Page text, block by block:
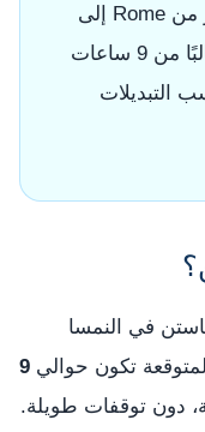
بالقطار، لا يوجد عادة قطار مباشر من Rome إلى
Bad Gastein، وتستغرق الرحلة غالبًا من 9 ساعات
حسب التبديلات
في النمسا
تكون حوالي 9
دون توقفات طويلة.